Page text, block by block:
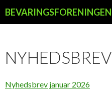
Nyhedsbrev januar 2026